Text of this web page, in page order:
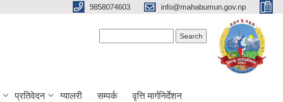
9858074603 info@mahabumun.gov.np
प्रतिवेदन ग्यालरी सम्पर्क वृत्ति मार्गनिर्देशन